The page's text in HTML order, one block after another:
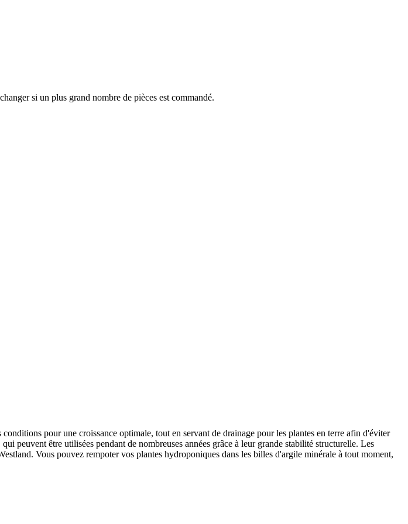
si un plus grand nombre de pièces est commandé.
pour une croissance optimale, tout en servant de drainage pour les plantes en terre afin d'éviter
peuvent être utilisées pendant de nombreuses années grâce à leur grande stabilité structurelle. Les
Vous pouvez rempoter vos plantes hydroponiques dans les billes d'argile minérale à tout moment,